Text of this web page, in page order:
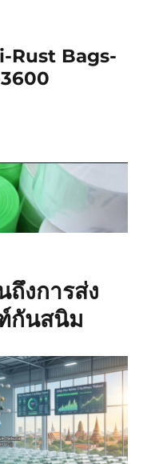
Rust Bags-
ถึงการส่ง
กันสนิม